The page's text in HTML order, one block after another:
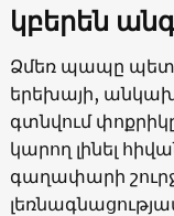
կբերեն
Ձմեռ պապը պետք
երեխայի,
գտնվում
կարող լինել
գաղափարի